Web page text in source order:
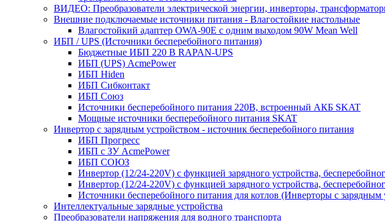
ВИДЕО: Преобразователи электрической энергии, инверторы,
Внешние подключаемые источники питания - Влагостойкие настольные
Влагостойкий адаптер OWA-90E с одним выходом 90W Mean Well
ИБП / UPS (Источники бесперебойного питания)
Бюджетные ИБП 220 В RAPAN-UPS
ИБП (UPS) AcmePower
ИБП Hiden
ИБП Сибконтакт
ИБП Союз
Источники бесперебойного питания 220В, встроенный АКБ SKAT
Мощные источники бесперебойного питания SKAT
Инвертор с зарядным устройством - источник бесперебойного питания
ИБП Прогресс
ИБП с ЗУ AcmePower
ИБП СОЮЗ
Инвертор (12/24-220V) с функцией зарядного устройства,
Инвертор (12/24-220V) с функцией зарядного устройства,
Источники бесперебойного питания для котлов (Инверторы с зарядным
Интеллектуальные зарядные устройства
Преобразователи напряжения для водного транспорта